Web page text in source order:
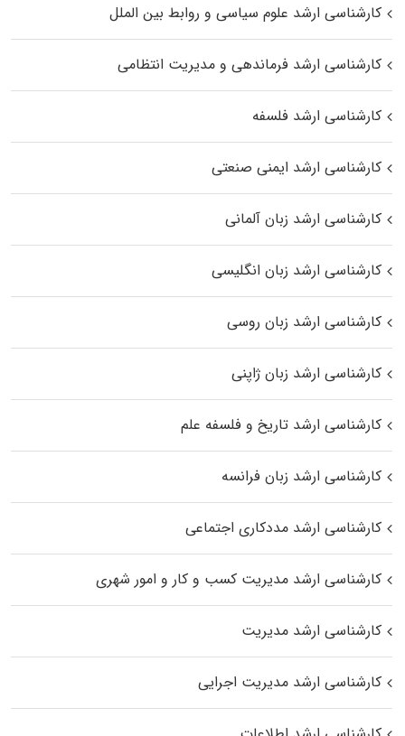
کارشناسی ارشد علوم سیاسی و روابط بین الملل
کارشناسی ارشد فرماندهی و مدیریت انتظامی
کارشناسی ارشد فلسفه
کارشناسی ارشد ایمنی صنعتی
کارشناسی ارشد زبان آلمانی
کارشناسی ارشد زبان انگلیسی
کارشناسی ارشد زبان روسی
کارشناسی ارشد زبان ژاپنی
کارشناسی ارشد تاریخ و فلسفه علم
کارشناسی ارشد زبان فرانسه
کارشناسی ارشد مددکاری اجتماعی
کارشناسی ارشد مدیریت کسب و کار و امور شهری
کارشناسی ارشد مدیریت
کارشناسی ارشد مدیریت اجرایی